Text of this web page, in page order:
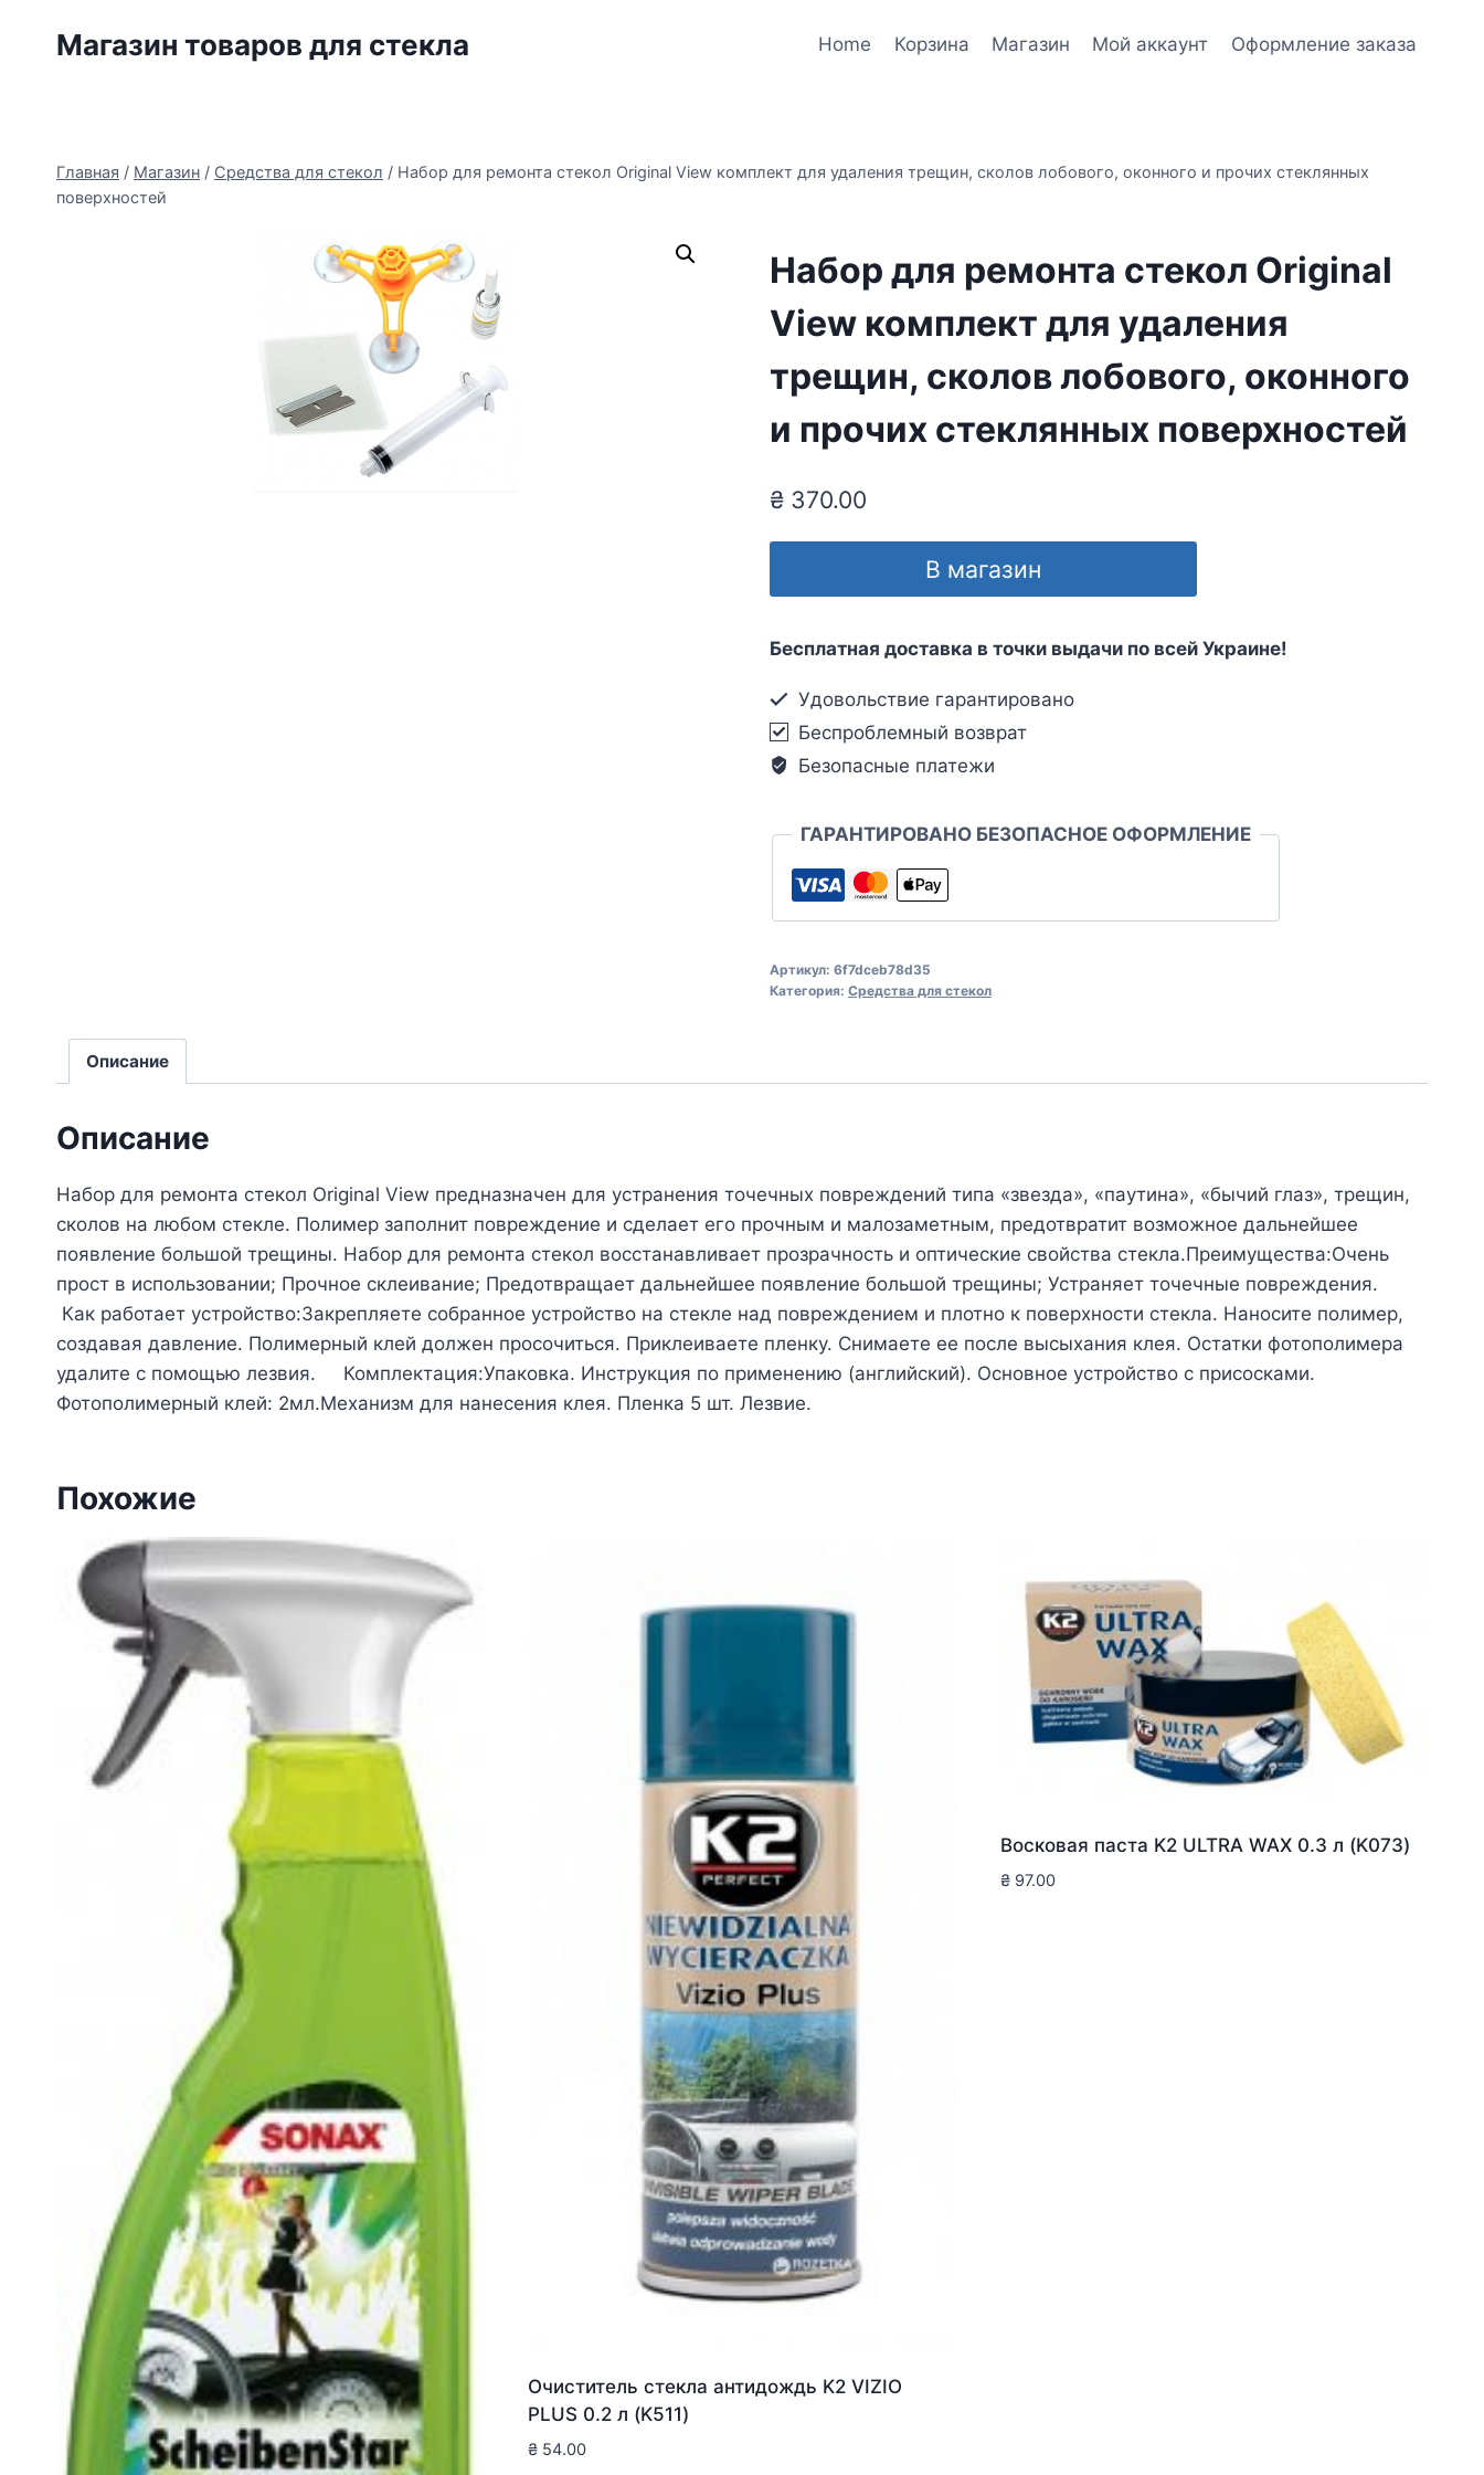
Магазин товаров для стекла Home Корзина Магазин Мой аккаунт Оформление заказа
Главная / Магазин / Средства для стекол / Набор для ремонта стекол Original View комплект для удаления трещин, сколов лобового, оконного и прочих стеклянных
поверхностей
Набор для ремонта стекол Original
View комплект для удаления
трещин, сколов лобового, оконного
и прочих стеклянных поверхностей
₴370.00
В магазин
Бесплатная доставка в точки выдачи по всей Украине!
Удовольствие гарантировано
Беспроблемный возврат
Безопасные платежи
ГАРАНТИРОВАНО БЕЗОПАСНОЕ ОФОРМЛЕНИЕ
Артикул: 6f7dceb78d35
Категория: Средства для стекол
Описание
Описание
Набор для ремонта стекол Original View предназначен для устранения точечных повреждений типа «звезда», «паутина», «бычий глаз», трещин,
сколов на любом стекле. Полимер заполнит повреждение и сделает его прочным и малозаметным, предотвратит возможное дальнейшее
появление большой трещины. Набор для ремонта стекол восстанавливает прозрачность и оптические свойства стекла.Преимущества:Очень
прост в использовании; Прочное склеивание; Предотвращает дальнейшее появление большой трещины; Устраняет точечные повреждения.
Как работает устройство:Закрепляете собранное устройство на стекле над повреждением и плотно к поверхности стекла. Наносите полимер,
создавая давление. Полимерный клей должен просочиться. Приклеиваете пленку. Снимаете ее после высыхания клея. Остатки фотополимера
удалите с помощью лезвия. Комплектация:Упаковка. Инструкция по применению (английский). Основное устройство с присосками.
Фотополимерный клей: 2мл.Механизм для нанесения клея. Пленка 5 шт. Лезвие.
Похожие
Очиститель стекла антидождь K2 VIZIO
PLUS 0.2 л (K511)
₴ 54.00
Восковая паста K2 ULTRA WAX 0.3 л (K073)
₴97.00